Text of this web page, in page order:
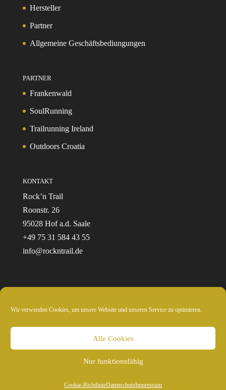
Wir verwenden Cookies, um unsere Website und unseren Service zu optimieren.
Alle Cookies
Nur funktionsfähig
Cookie-RichtlinieDatenschutzImpressum
Hersteller
Partner
Allgemeine Geschäftsbediungungen
PARTNER
Frankenwald
SoulRunning
Trailrunning Ireland
Outdoors Croatia
KONTAKT
Rock’n Trail
Roonstr. 26
95028 Hof a.d. Saale
+49 75 31 584 43 55
info@rockntrail.de